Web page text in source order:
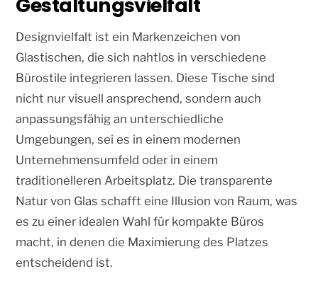
Designvielfalt ist ein Markenzeichen von
Glastischen, die sich nahtlos in verschiedene
Bürostile integrieren lassen. Diese Tische sind
nicht nur visuell ansprechend, sondern auch
anpassungsfähig an unterschiedliche
Umgebungen, sei es in einem modernen
Unternehmensumfeld oder in einem
traditionelleren Arbeitsplatz. Die transparente
Natur von Glas schafft eine Illusion von Raum, was
es zu einer idealen Wahl für kompakte Büros
macht, in denen die Maximierung des Platzes
entscheidend ist.